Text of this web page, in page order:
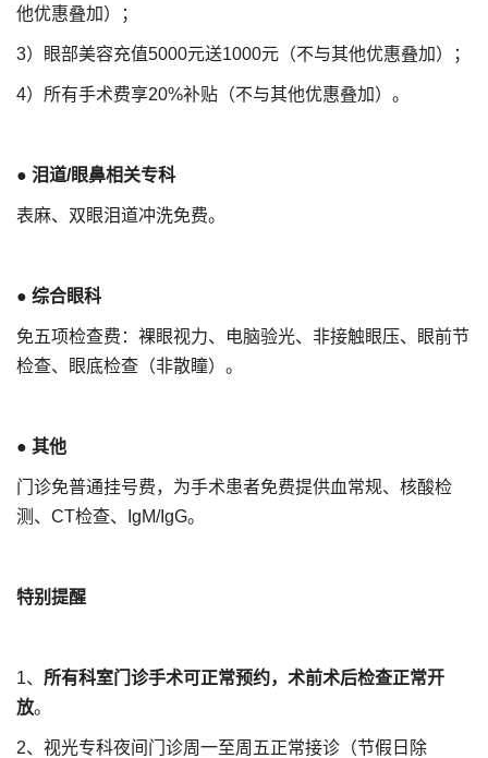
他优惠叠加）；
3）眼部美容充值5000元送1000元（不与其他优惠叠加）；
4）所有手术费享20%补贴（不与其他优惠叠加）。
● 泪道/眼鼻相关专科
表麻、双眼泪道冲洗免费。
● 综合眼科
免五项检查费：裸眼视力、电脑验光、非接触眼压、眼前节
检查、眼底检查（非散瞳）。
● 其他
门诊免普通挂号费，为手术患者免费提供血常规、核酸检
测、CT检查、IgM/IgG。
特别提醒
1、 所有科室门诊手术可正常预约，术前术后检查正常开
放。
2、视光专科夜间门诊周一至周五正常接诊（节假日除